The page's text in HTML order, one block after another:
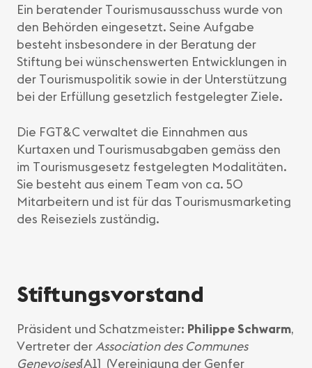
Ein beratender Tourismusausschuss wurde von
den Behörden eingesetzt. Seine Aufgabe
besteht insbesondere in der Beratung der
Stiftung bei wünschenswerten Entwicklungen in
der Tourismuspolitik sowie in der Unterstützung
bei der Erfüllung gesetzlich festgelegter Ziele.
Die FGT&C verwaltet die Einnahmen aus
Kurtaxen und Tourismusabgaben gemäss den
im Tourismusgesetz festgelegten Modalitäten.
Sie besteht aus einem Team von ca. 50
Mitarbeitern und ist für das Tourismusmarketing
des Reiseziels zuständig.
Stiftungsvorstand
Präsident und Schatzmeister: Philippe Schwarm,
Vertreter derAssociation des Communes
Genevoises[A1] (Vereinigung der Genfer